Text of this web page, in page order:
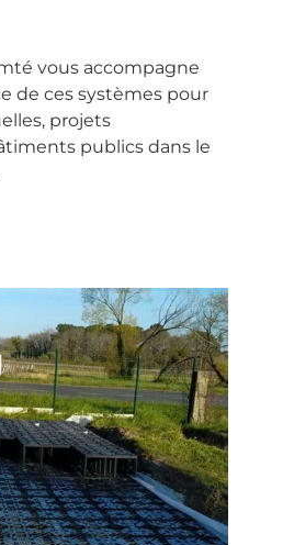
vous accompagne
de ces systèmes pour
projets
publics dans le